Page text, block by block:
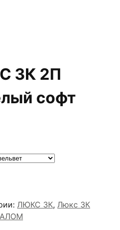
3К 2П
софт
ЛЮКС 3К, Люкс 3К